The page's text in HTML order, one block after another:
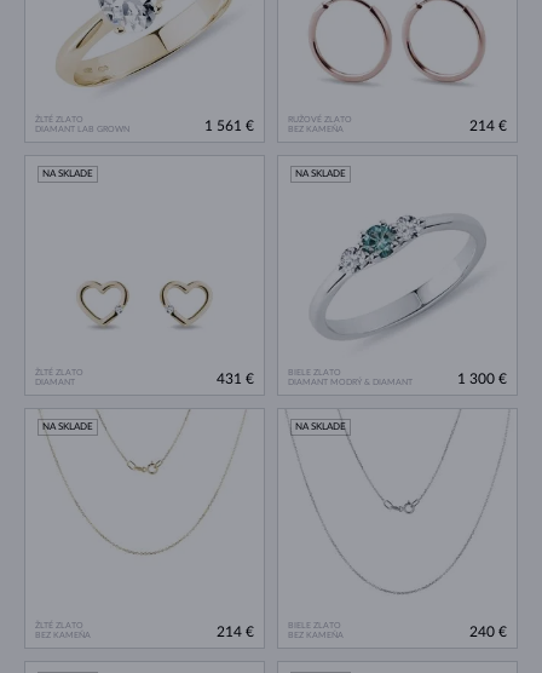
ŽLTÉ ZLATO
DIAMANT LAB GROWN
1 561 €
RUŽOVÉ ZLATO
BEZ KAMEŇA
214 €
ŽLTÉ ZLATO
DIAMANT
NA SKLADE
431 €
BIELE ZLATO
DIAMANT MODRÝ & DIAMANT
NA SKLADE
1 300 €
ŽLTÉ ZLATO
BEZ KAMEŇA
NA SKLADE
214 €
BIELE ZLATO
BEZ KAMEŇA
NA SKLADE
240 €